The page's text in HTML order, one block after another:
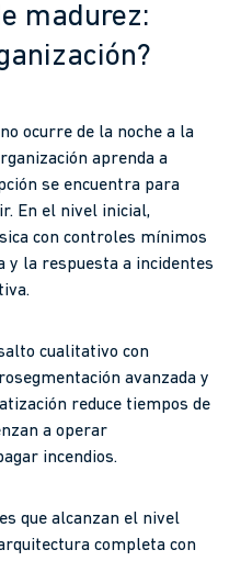
madurez:
ocurre de la noche a la
aprenda a
se encuentra para
En el nivel inicial,
con controles mínimos
y la respuesta a incidentes
cualitativo con
avanzada y
reduce tiempos de
a operar
incendios.
que alcanzan el nivel
completa con